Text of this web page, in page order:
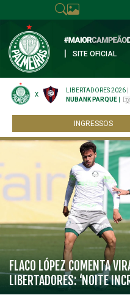
SITE OFICIAL
X
LIBERTADORES 2026
NUBANK PARQUE
INGRESSOS
FLACO LÓPEZ COMENTA
LIBERTADORES: ‘NOITE